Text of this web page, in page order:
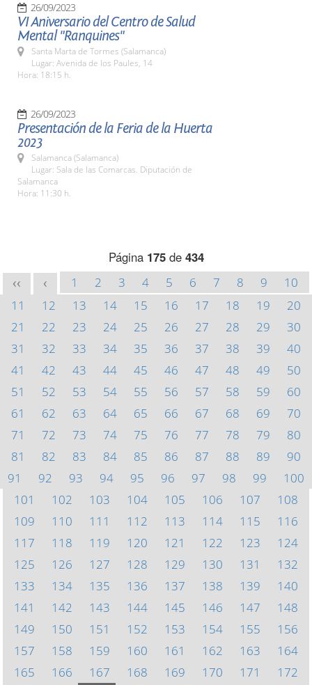
26/09/2023
VI Aniversario del Centro de Salud
Mental "Ranquines"
Santa Marta de Tormes (Salamanca)
Lugar: Avenida de los Paules, 14
Hora: 18:15 h.
26/09/2023
Presentación de la Feria de la Huerta
2023
Salamanca (Salamanca)
Lugar: Sala de las Comarcas. Diputación de
Salamanca
Hora: 11:30 h.
Página 175de 434
<< < 1 2 3 4 5 6 7 8 9
10
11
12 13 14 15 16 17 18 19
20
21
22 23 24 25 26 27 28 29
30
31
32 33 34 35 36 37 38 39
40
41
42 43 44 45 46 47 48 49
50
51
52 53 54 55 56 57 58 59
60
61
62 63 64 65 66 67 68 69
70
71
72 73 74 75 76 77 78 79
80
81
82 83 84 85 86 87 88 89
90
91
92 93 94 95 96 97 98 99
100
101
102 103 104 105 106 107
108
109
110 111 112 113 114 115
116
117
118 119 120 121 122 123
124
125
126 127 128 129 130 131
132
133
134 135 136 137 138 139
140
141
142 143 144 145 146 147
148
149
150 151 152 153 154 155
156
157
158 159 160 161 162 163
164
165
166 167 168 169 170 171
172